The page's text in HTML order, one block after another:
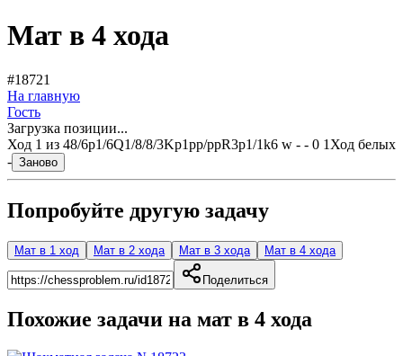
Мат в 4 хода
#18721
На главную
Гость
Загрузка позиции...
Ход 1 из 48/6p1/6Q1/8/8/3Kp1pp/ppR3p1/1k6 w - - 0 1 Ход белых
- Заново
Попробуйте другую задачу
Мат в 1 ход Мат в 2 хода Мат в 3 хода Мат в 4 хода
Поделиться
Похожие задачи на мат в 4 хода